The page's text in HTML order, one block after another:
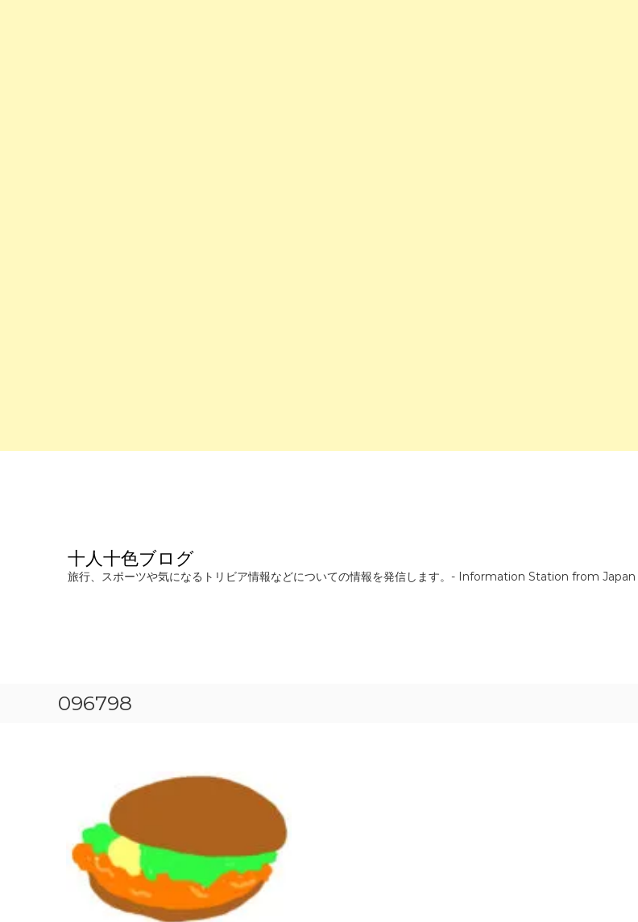
十人十色ブログ
旅行、スポーツや気になるトリビア情報などについての情報を発信します。- Information Station from Japan
096798